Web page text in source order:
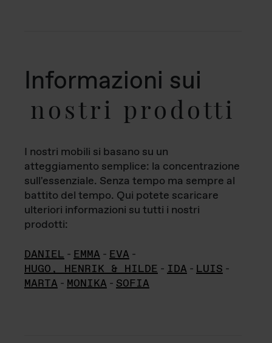
Informazioni sui
nostri prodotti
I nostri mobili si basano su un
atteggiamento semplice: la concentrazione
sull'essenziale. Senza tempo ma sempre al
battito del tempo. Qui potete scaricare
ulteriori informazioni su tutti i nostri
prodotti:
DANIEL - EMMA - EVA -
HUGO, HENRIK & HILDE - IDA - LUIS -
MARTA - MONIKA - SOFIA